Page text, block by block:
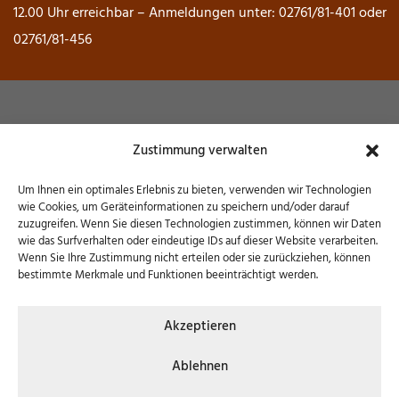
Zustimmung verwalten
Um Ihnen ein optimales Erlebnis zu bieten, verwenden wir Technologien
wie Cookies, um Geräteinformationen zu speichern und/oder darauf
zuzugreifen. Wenn Sie diesen Technologien zustimmen, können wir Daten
wie das Surfverhalten oder eindeutige IDs auf dieser Website verarbeiten.
Wenn Sie Ihre Zustimmung nicht erteilen oder sie zurückziehen, können
bestimmte Merkmale und Funktionen beeinträchtigt werden.
Akzeptieren
Ablehnen
12.00 Uhr erreichbar – Anmeldungen unter: 02761/81-401 oder
02761/81-456
Museum Wendener Hütte
© 2026 Museum Wendener Hütte | Konzept, Design